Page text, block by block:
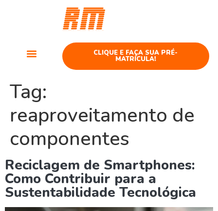
CLIQUE E FAÇA SUA PRÉ-
MATRÍCULA!
Tag:
reaproveitamento de
componentes
Reciclagem de Smartphones:
Como Contribuir para a
Sustentabilidade Tecnológica